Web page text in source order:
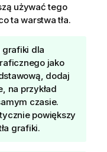
używać tego
ta warstwa tła.
grafiki dla
jako
dodaj
na przykład
czasie.
powiększy
grafiki.